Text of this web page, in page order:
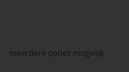
meerdere opties mogelijk